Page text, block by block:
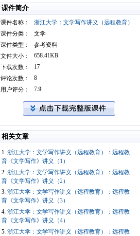
课件简介
课件名称：
浙江大学：文学写作讲义（远程教育）
课件分类：
文学
课件类型：
参考资料
文件大小：
658.41KB
下载次数：
17
评论次数：
8
用户评分：
7.9
相关文章
1. 浙江大学：文学写作讲义（远程教育）：远程教
育《文学写作》讲义（1）
2. 浙江大学：文学写作讲义（远程教育）：远程教
育《文学写作》讲义（2）
3. 浙江大学：文学写作讲义（远程教育）：远程教
育《文学写作》讲义（3）
4. 浙江大学：文学写作讲义（远程教育）：远程教
育《文学写作》讲义（4）
5. 浙江大学：文学写作讲义（远程教育）：远程教